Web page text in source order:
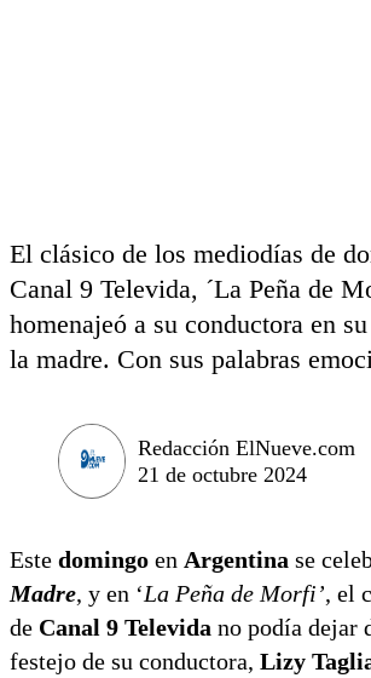
El clásico de los mediodías de
Canal 9 Televida, ´La Peña de
homenajeó a su conductora en
la madre. Con sus palabras
Redacción ElNueve.com
21 de octubre 2024
Este domingo en Argentina se
Madre, y en ‘La Peña de Morfi’, el
de Canal 9 Televida no podía dejar
festejo de su conductora, Lizy